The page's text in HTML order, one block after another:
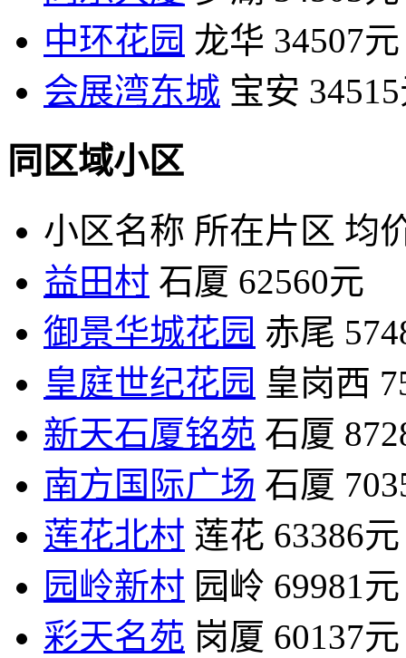
中环花园 龙华 34507元
会展湾东城 宝安
同区域小区
小区名称 所在片区 均
益田村 石厦 62560元
御景华城花园 赤尾
皇庭世纪花园 皇岗西
新天石厦铭苑 石厦
南方国际广场 石厦
莲花北村 莲花 63386元
园岭新村 园岭 69981元
彩天名苑 岗厦 60137元